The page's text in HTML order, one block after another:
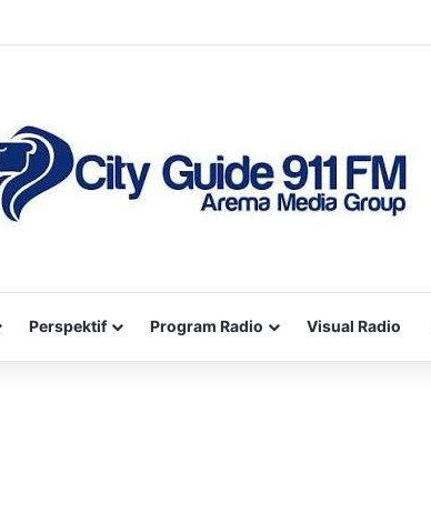
Perspektif Program Radio Visual Radio